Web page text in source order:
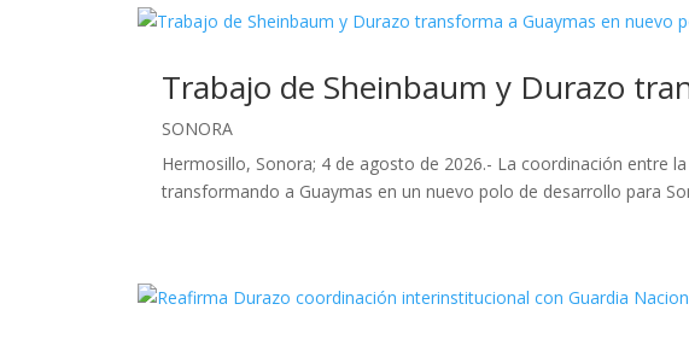
Trabajo de Sheinbaum y Durazo
SONORA
Hermosillo, Sonora; 4 de agosto de 2026.- La coordinación entre
transformando a Guaymas en un nuevo polo de desarrollo para